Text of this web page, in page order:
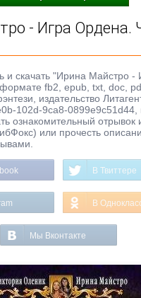
- Игра Ордена.
и скачать "Ирина Майстро -
fb2, epub, txt, doc,
издательство
102d-9ca8-0899e9c51d44,
ознакомительный отрывок
или прочесть
В Твиттере
В
Мы Вконтакте